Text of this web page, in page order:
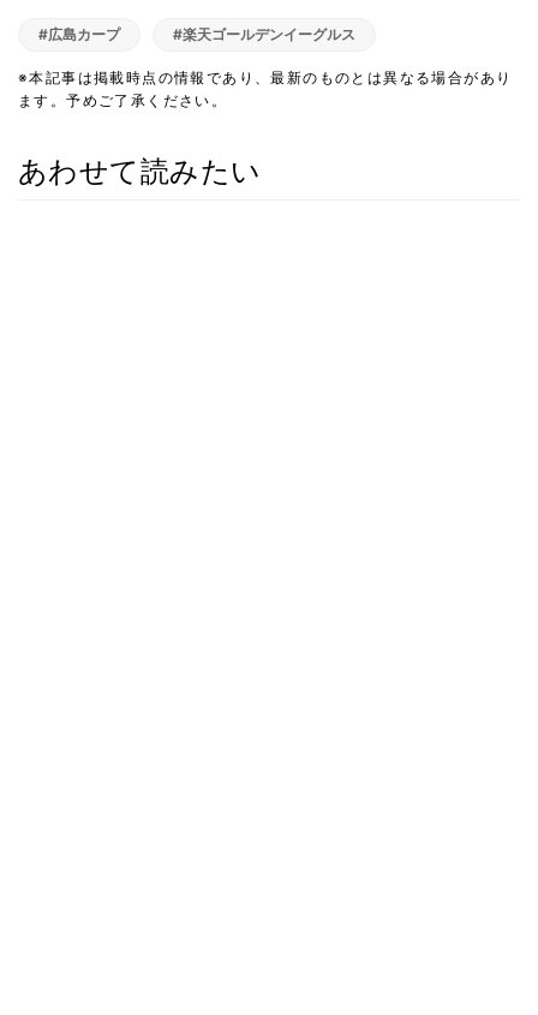
#広島カープ #楽天ゴールデンイーグルス
※本記事は掲載時点の情報であり、最新のものとは異なる場合があり
ます。予めご了承ください。
あわせて読みたい